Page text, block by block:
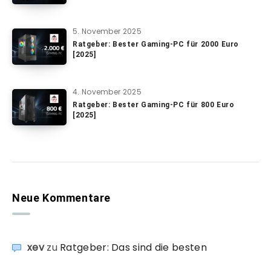
5. November 2025
Ratgeber: Bester Gaming-PC für 2000 Euro
[2025]
4. November 2025
Ratgeber: Bester Gaming-PC für 800 Euro
[2025]
Neue Kommentare
xevzu Ratgeber: Das sind die besten